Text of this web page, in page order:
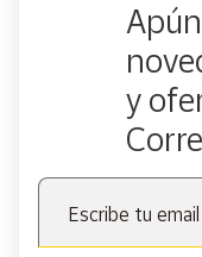
y
Escribe tu email